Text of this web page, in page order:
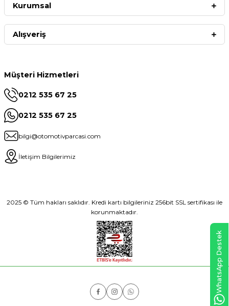
Müşteri Hizmetleri
0212 535 67 25
0212 535 67 25
bilgi@otomotivparcasi.com
İletişim Bilgilerimiz
Kurumsal
Alışveriş
2025 © Tüm hakları saklıdır. Kredi kartı bilgileriniz 256bit SSL sertifikası ile
korunmaktadır.
WhatsApp Destek